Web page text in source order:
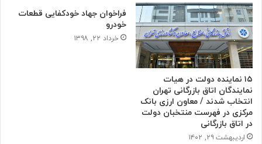
۱۵ نماینده دولت در هیات
نمایندگان اتاق بازرگانی تهران
انتخاب شدند / معاون ارزی بانک
مرکزی در فهرست منتخبان دولت
در اتاق بازرگانی
اردیبهشت ۲۹, ۱۴۰۲
فراخوان جهاد خودکفایی قطعات
خودرو
خرداد ۲۲, ۱۳۹۸